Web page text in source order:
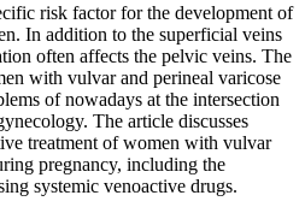
risk factor for the development of
In addition to the superficial veins
often affects the pelvic veins. The
with vulvar and perineal varicose
of nowadays at the intersection
The article discusses
treatment of women with vulvar
pregnancy, including the
systemic venoactive drugs.